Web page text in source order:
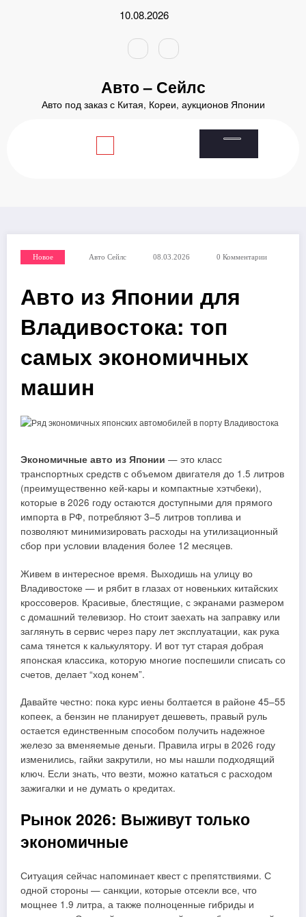
10.08.2026
Авто – Сейлс
Авто под заказ с Китая, Кореи, аукционов Японии
Авто из Японии для Владивостока: топ самых экономичных
Новое Авто Сейлс 08.03.2026 0 Комментарии
Авто из Японии для
Владивостока: топ
самых экономичных
машин
Экономичные авто из Японии — это класс
транспортных средств с объемом двигателя до 1.5 литров
(преимущественно кей-кары и компактные хэтчбеки),
которые в 2026 году остаются доступными для прямого
импорта в РФ, потребляют 3–5 литров топлива и
позволяют минимизировать расходы на утилизационный
сбор при условии владения более 12 месяцев.
Живем в интересное время. Выходишь на улицу во
Владивостоке — и рябит в глазах от новеньких китайских
кроссоверов. Красивые, блестящие, с экранами размером
с домашний телевизор. Но стоит заехать на заправку или
заглянуть в сервис через пару лет эксплуатации, как рука
сама тянется к калькулятору. И вот тут старая добрая
японская классика, которую многие поспешили списать со
счетов, делает “ход конем”.
Давайте честно: пока курс иены болтается в районе 45–55
копеек, а бензин не планирует дешеветь, правый руль
остается единственным способом получить надежное
железо за вменяемые деньги. Правила игры в 2026 году
изменились, гайки закрутили, но мы нашли подходящий
ключ. Если знать, что везти, можно кататься с расходом
зажигалки и не думать о кредитах.
Рынок 2026: Выживут только
экономичные
Ситуация сейчас напоминает квест с препятствиями. С
одной стороны — санкции, которые отсекли все, что
мощнее 1.9 литра, а также полноценные гибриды и